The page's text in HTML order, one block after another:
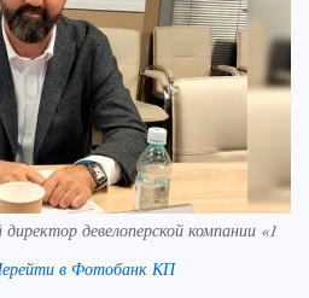
девелоперской компании «1
в Фотобанк КП